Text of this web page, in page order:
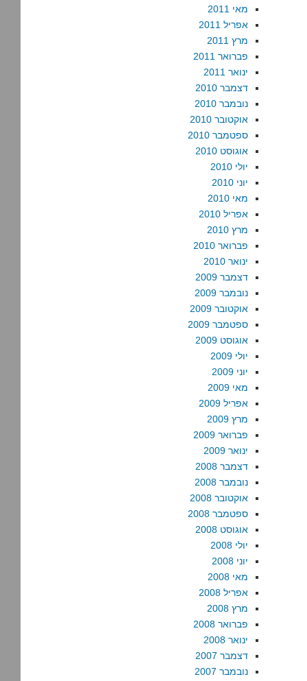
מאי 2011
אפריל 2011
מרץ 2011
פברואר 2011
ינואר 2011
דצמבר 2010
נובמבר 2010
אוקטובר 2010
ספטמבר 2010
אוגוסט 2010
יולי 2010
יוני 2010
מאי 2010
אפריל 2010
מרץ 2010
פברואר 2010
ינואר 2010
דצמבר 2009
נובמבר 2009
אוקטובר 2009
ספטמבר 2009
אוגוסט 2009
יולי 2009
יוני 2009
מאי 2009
אפריל 2009
מרץ 2009
פברואר 2009
ינואר 2009
דצמבר 2008
נובמבר 2008
אוקטובר 2008
ספטמבר 2008
אוגוסט 2008
יולי 2008
יוני 2008
מאי 2008
אפריל 2008
מרץ 2008
פברואר 2008
ינואר 2008
דצמבר 2007
נובמבר 2007